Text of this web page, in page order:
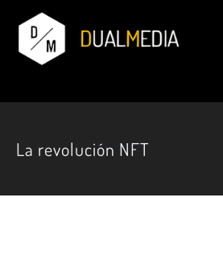
La revolución NFT